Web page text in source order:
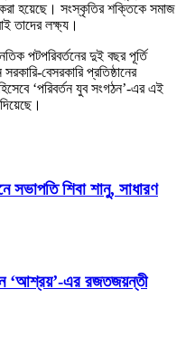
হয়েছে। সংস্কৃতির শক্তিকে সমাজ
তাদের লক্ষ্য।
পটপরিবর্তনের দুই বছর পূর্তি
বেসরকারি প্রতিষ্ঠানের
‘পরিবর্তন যুব সংগঠন’-এর এই
সভাপতি শিবা শানু, সাধারণ
‘আশ্রয়’-এর রজতজয়ন্তী